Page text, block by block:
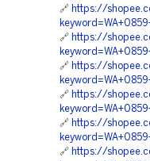
🔗 https://
🔗 https://
🔗 https://
🔗 https://
🔗 https://
🔗 https://